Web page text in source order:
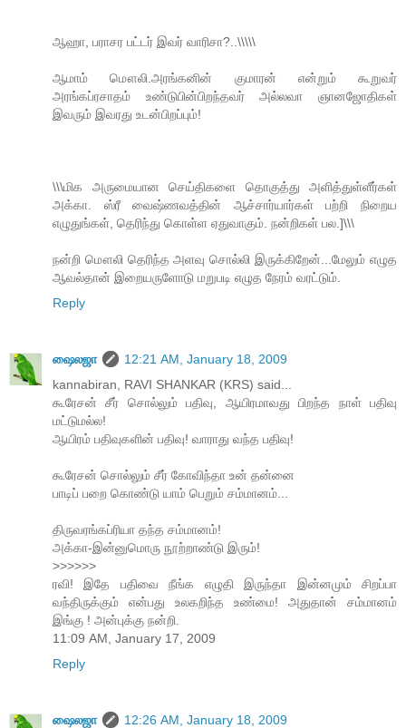
ஆஹா, பராசர பட்டர் இவர் வாரிசா?..\\\\\
ஆமாம் மௌலி.அரங்கனின் குமாரன் என்றும் கூறுவர்
அரங்கப்ரசாதம் உண்டுபின்பிறந்தவர் அல்லவா ஞானஜோதிகள்
இவரும் இவரது உடன்பிறப்பும்!
\\\மிக அருமையான செய்திகளை தொகுத்து அளித்துள்ளீர்கள்
அக்கா. ஸ்ரீ வைஷ்ணவத்தின் ஆச்சார்யார்கள் பற்றி நிறைய
எழுதுங்கள், தெரிந்து கொள்ள ஏதுவாகும். நன்றிகள் பல.]\\\
நன்றி மௌலி தெரிந்த அளவு சொல்லி இருக்கிறேன்...மேலும் எழுத
ஆவல்தான் இறையருளோடு மறுபடி எழுத நேரம் வரட்டும்.
Reply
ஷைலஜா
12:21 AM, January 18, 2009
kannabiran, RAVI SHANKAR (KRS) said...
கூரேசன் சீர் சொல்லும் பதிவு, ஆயிரமாவது பிறந்த நாள் பதிவு
மட்டுமல்ல!
ஆயிரம் பதிவுகளின் பதிவு! வாராது வந்த பதிவு!
கூரேசன் சொல்லும் சீர் கோவிந்தா உன் தன்னை
பாடிப் பறை கொண்டு யாம் பெறும் சம்மானம்...
திருவரங்கப்ரியா தந்த சம்மானம்!
அக்கா-இன்னுமொரு நூற்றாண்டு இரும்!
>>>>>>
ரவி! இதே பதிவை நீங்க எழுதி இருந்தா இன்னமும் சிறப்பா
வந்திருக்கும் என்பது உலகறிந்த உண்மை! அதுதான் சம்மானம்
இங்கு ! அன்புக்கு நன்றி.
11:09 AM, January 17, 2009
Reply
ஷைலஜா
12:26 AM, January 18, 2009